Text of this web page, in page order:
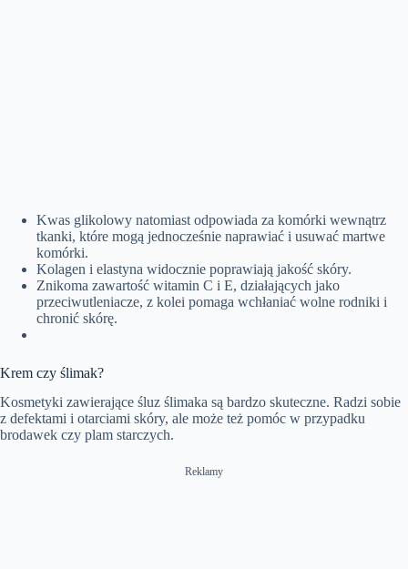
Kwas glikolowy natomiast odpowiada za komórki wewnątrz
tkanki, które mogą jednocześnie naprawiać i usuwać martwe
komórki.
Kolagen i elastyna widocznie poprawiają jakość skóry.
Znikoma zawartość witamin C i E, działających jako
przeciwutleniacze, z kolei pomaga wchłaniać wolne rodniki i
chronić skórę.
Krem czy ślimak?
Kosmetyki zawierające śluz ślimaka są bardzo skuteczne. Radzi sobie
z defektami i otarciami skóry, ale może też pomóc w przypadku
brodawek czy plam starczych.
Reklamy